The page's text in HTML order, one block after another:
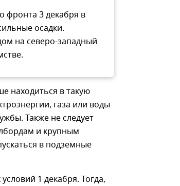
фронта 3 декабря в
осадки.
на северо-западный
находиться в такую
газа или воды
Также не следует
и крупным
в подземные
1 декабря. Тогда,